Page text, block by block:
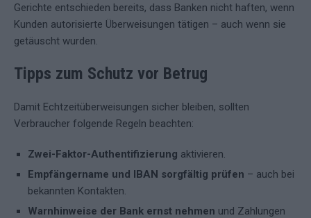
Gerichte entschieden bereits, dass Banken nicht haften, wenn
Kunden autorisierte Überweisungen tätigen – auch wenn sie
getäuscht wurden.
Tipps zum Schutz vor Betrug
Damit Echtzeitüberweisungen sicher bleiben, sollten
Verbraucher folgende Regeln beachten:
Zwei-Faktor-Authentifizierung aktivieren.
Empfängername und IBAN sorgfältig prüfen – auch bei
bekannten Kontakten.
Warnhinweise der Bank ernst nehmen und Zahlungen